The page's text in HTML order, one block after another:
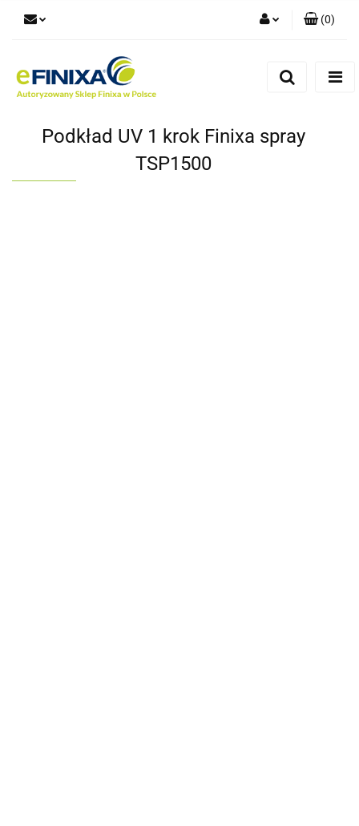
(0)
Podkład UV 1 krok Finixa spray
TSP1500